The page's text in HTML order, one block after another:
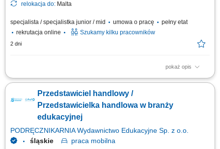
relokacja do: Malta
specjalista / specjalistka junior / mid umowa o pracę
pełny etat
rekrutacja online
Szukamy kilku pracowników
2 dni
pokaż opis
ZAKRES OBOWIĄZKÓW: Aktywny kontakt telefoniczny z klientami
finansami, w tym szkoleń z zakresu edukacji finansowej; Budowanie
relacji i pozyskiwanie klientów dla naszych kluczowych Partnerów
Biznesowych. CZEGO WYMAGAMY: Chęć...
Przedstawiciel handlowy /
Przedstawicielka handlowa w branży
edukacyjnej
PODRĘCZNIKARNIA Wydawnictwo Edukacyjne Sp. z o.o.
śląskie
praca mobilna